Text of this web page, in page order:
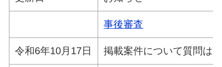
事後審査
令和6年10月17日 掲載案件について質問は